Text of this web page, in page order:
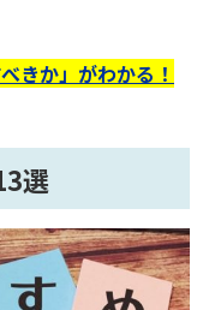
きか」がわかる！
選